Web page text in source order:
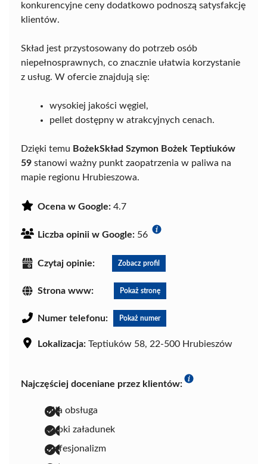
konkurencyjne ceny dodatkowo podnoszą satysfakcję
klientów.
Skład jest przystosowany do potrzeb osób
niepełnosprawnych, co znacznie ułatwia korzystanie
z usług. W ofercie znajdują się:
wysokiej jakości węgiel,
pellet dostępny w atrakcyjnych cenach.
Dzięki temu BożekSkład Szymon Bożek Teptiuków
59 stanowi ważny punkt zaopatrzenia w paliwa na
mapie regionu Hrubieszowa.
Ocena w Google: 4.7
Liczba opinii w Google: 56
Czytaj opinie: Zobacz profil
Strona www: Pokaż stronę
Numer telefonu: Pokaż numer
Lokalizacja: Teptiuków 58, 22-500 Hrubieszów
Najczęściej doceniane przez klientów:
miła obsługa
szybki załadunek
profesjonalizm